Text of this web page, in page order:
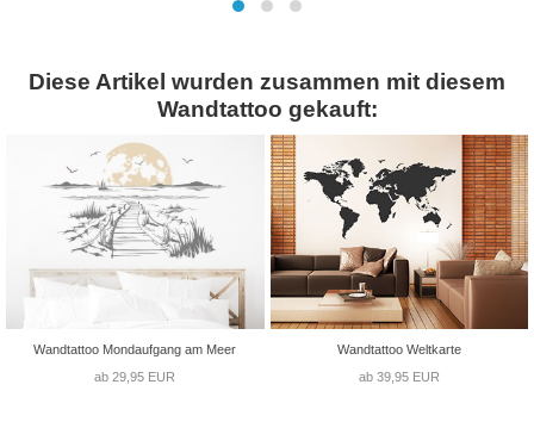
Diese Artikel wurden zusammen mit diesem
Wandtattoo gekauft:
Wandtattoo Mondaufgang am Meer
ab 29,95 EUR
Wandtattoo Weltkarte
ab 39,95 EUR